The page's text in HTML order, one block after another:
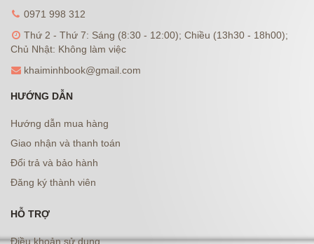
0971 998 312
Thứ 2 - Thứ 7: Sáng (8:30 - 12:00); Chiều (13h30 - 18h00);
Chủ Nhật: Không làm việc
khaiminhbook@gmail.com
HƯỚNG DẪN
Hướng dẫn mua hàng
Giao nhận và thanh toán
Đổi trả và bảo hành
Đăng ký thành viên
HỖ TRỢ
Điều khoản sử dụng